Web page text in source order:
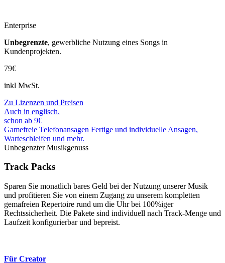
Enterprise
Unbegrenzte, gewerbliche Nutzung eines Songs in
Kundenprojekten.
79€
inkl MwSt.
Zu Lizenzen und Preisen
Auch in englisch.
schon ab 9€
Gamefreie Telefonansagen Fertige und individuelle Ansagen,
Warteschleifen und mehr.
Unbegenzter Musikgenuss
Track Packs
Sparen Sie monatlich bares Geld bei der Nutzung unserer Musik
und profitieren Sie von einem Zugang zu unserem kompletten
gemafreien Repertoire rund um die Uhr bei 100%iger
Rechtssicherheit. Die Pakete sind individuell nach Track-Menge und
Laufzeit konfigurierbar und bepreist.
Für Creator